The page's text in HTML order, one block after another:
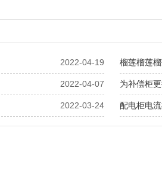
2022-04-19 榴莲榴莲
2022-04-07 为补偿柜
2022-03-24 配电柜电